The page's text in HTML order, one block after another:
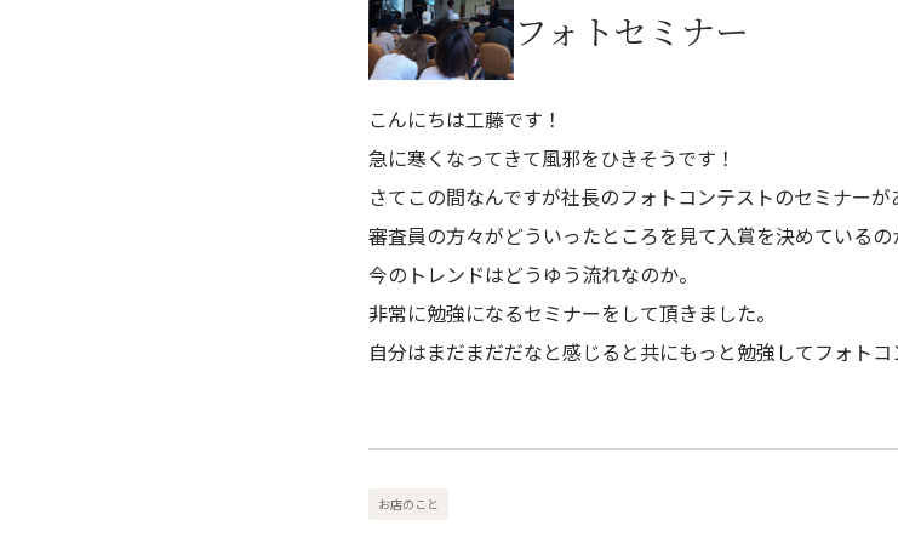
フォトセミナー
こんにちは工藤です！
急に寒くなってきて風邪をひきそうです！
さてこの間なんですが社長のフォトコンテストのセミナーが
審査員の方々がどういったところを見て入賞を決めているの
今のトレンドはどうゆう流れなのか。
非常に勉強になるセミナーをして頂きました。
自分はまだまだだなと感じると共にもっと勉強してフォト
お店のこと